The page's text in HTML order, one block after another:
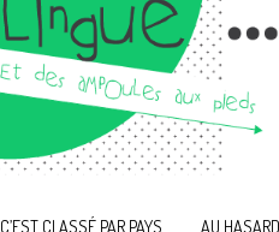
C’EST CLASSÉ PAR PAYS AU